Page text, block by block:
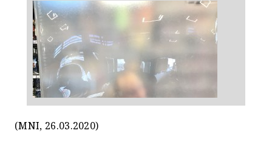
(MNI, 26.03.2020)